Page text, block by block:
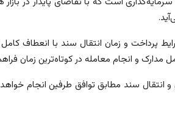
و زمان انتقال سند با انعطاف
مدارک و انجام معامله در کوتاه‌ترین زمان
سند مطابق توافق طرفین انجام خواهد